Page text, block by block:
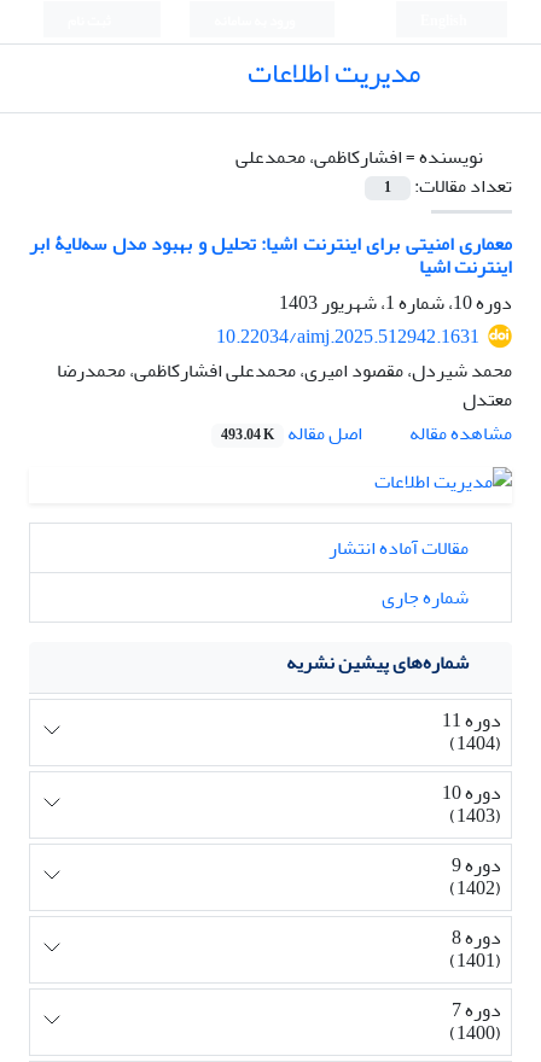
مدیریت اطلاعات
نویسنده =افشار‌کاظمی، محمدعلی
تعداد مقالات:
1
معماری امنیتی برای اینترنت اشیا: تحلیل و بهبود مدل سه‌لایۀ ابر
اینترنت اشیا
دوره 10، شماره 1، شهریور 1403
10.22034/aimj.2025.512942.1631
محمد شیردل، مقصود امیری، محمدعلی افشار‌کاظمی، ﻣﺤﻤﺪرﺿﺎ
ﻣﻌﺘﺪل
مشاهده مقاله
اصل مقاله 493.04 K
مقالات آماده انتشار
شماره جاری
شماره‌های پیشین نشریه
دوره 11
(1404)
دوره 10
(1403)
دوره 9
(1402)
دوره 8
(1401)
دوره 7
(1400)